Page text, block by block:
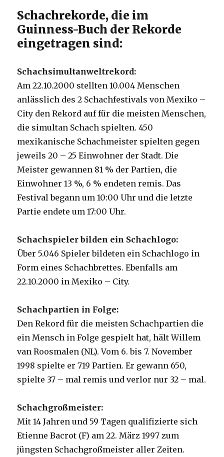
Schachrekorde, die im
Guinness-Buch der Rekorde
eingetragen sind:
Schachsimultanweltrekord:
Am 22.10.2000 stellten 10.004 Menschen
anlässlich des 2 Schachfestivals von Mexiko –
City den Rekord auf für die meisten Menschen,
die simultan Schach spielten. 450
mexikanische Schachmeister spielten gegen
jeweils 20 – 25 Einwohner der Stadt. Die
Meister gewannen 81 % der Partien, die
Einwohner 13 %, 6 % endeten remis. Das
Festival begann um 10:00 Uhr und die letzte
Partie endete um 17:00 Uhr.
Schachspieler bilden ein Schachlogo:
Über 5.046 Spieler bildeten ein Schachlogo in
Form eines Schachbrettes. Ebenfalls am
22.10.2000 in Mexiko – City.
Schachpartien in Folge:
Den Rekord für die meisten Schachpartien die
ein Mensch in Folge gespielt hat, hält Willem
van Roosmalen (NL). Vom 6. bis 7. November
1998 spielte er 719 Partien. Er gewann 650,
spielte 37 – mal remis und verlor nur 32 – mal.
Schachgroßmeister:
Mit 14 Jahren und 59 Tagen qualifizierte sich
Etienne Bacrot (F) am 22. März 1997 zum
jüngsten Schachgroßmeister aller Zeiten.